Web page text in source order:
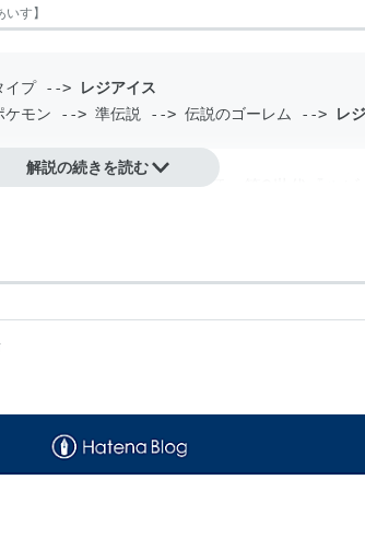
いす】
イプ -->
レジアイス
ケモン --> 準伝説 --> 伝説のゴーレム --> レ
に登場するポケモンの一種。第3世代『ルビ
なポケモン。
あな」に封印されている(Lv.40)。
ーコンロードの奥、地底遺跡に眠っており
」で遺跡を氷山の間にすると戦闘可能となる
」に長ける。
解説の続きを読む